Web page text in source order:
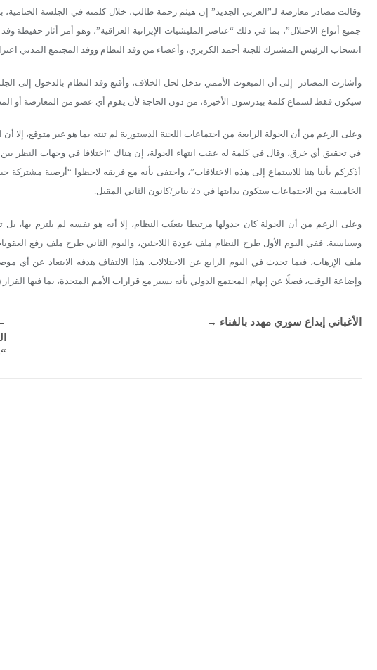
وقالت مصادر معارضة لـ”العربي الجديد” إن هيثم رحمة طالب، خلال كلمته في الجلسة الختامية،
جميع أنواع الاحتلال”، بما في ذلك “عناصر المليشيات الإيرانية العراقية”، وهو أمر أثار حفيظة
انسحاب الرئيس المشترك للجنة أحمد الكزبري، وأعضاء من وفد النظام ووفد المجتمع المدني
وأشارت المصادر إلى أن المبعوث الأممي تدخل لحل الخلاف، وأقنع وفد النظام بالدخول إلى
سيكون فقط لسماع كلمة بيدرسون الأخيرة، من دون الحاجة لأن يقوم أي عضو من المعارضة أو
وعلى الرغم من أن الجولة الرابعة من اجتماعات اللجنة الدستورية لم تنته بما هو غير متوقع، إلا
في تحقيق أي خرق، وقال في كلمة له عقب انتهاء الجولة، إن هناك “اختلافا في وجهات النظر
أذكركم بأننا هنا للاستماع إلى هذه الاختلافات”، واحتفى بأنه مع فريقه لاحظوا “أرضية مشتركة
الخامسة من الاجتماعات ستكون بدايتها في 25 يناير/كانون الثاني المقبل.
وعلى الرغم من أن الجولة كان جدولها مرتبطا بتعنّت النظام، إلا أنه هو نفسه لم يلتزم بها،
وسياسية. ففي اليوم الأول طرح النظام ملف عودة اللاجئين، واليوم الثاني طرح ملف رفع
ملف الإرهاب، فيما تحدث في اليوم الرابع عن الاحتلالات. هذا الالتفاف هدفه الابتعاد عن
وإضاعة الوقت، فضلًا عن إيهام المجتمع الدولي بأنه يسير مع قرارات الأمم المتحدة، بما فيها القرار
الأغباني إبداع سوري مهدد بالفناء →